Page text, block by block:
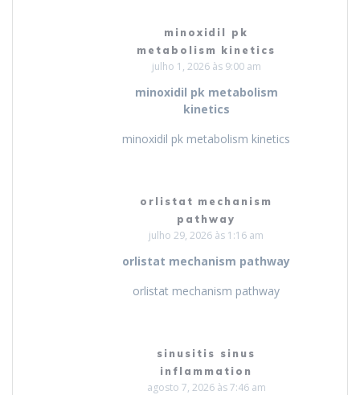
minoxidil pk
metabolism kinetics
julho 1, 2026 às 9:00 am
minoxidil pk metabolism
kinetics
minoxidil pk metabolism kinetics
orlistat mechanism
pathway
julho 29, 2026 às 1:16 am
orlistat mechanism pathway
orlistat mechanism pathway
sinusitis sinus
inflammation
agosto 7, 2026 às 7:46 am